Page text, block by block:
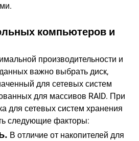
компьютеров и
производительности и
важно выбрать диск,
для сетевых систем
для массивов RAID. При
для сетевых систем хранения
следующие факторы:
В отличие от накопителей для